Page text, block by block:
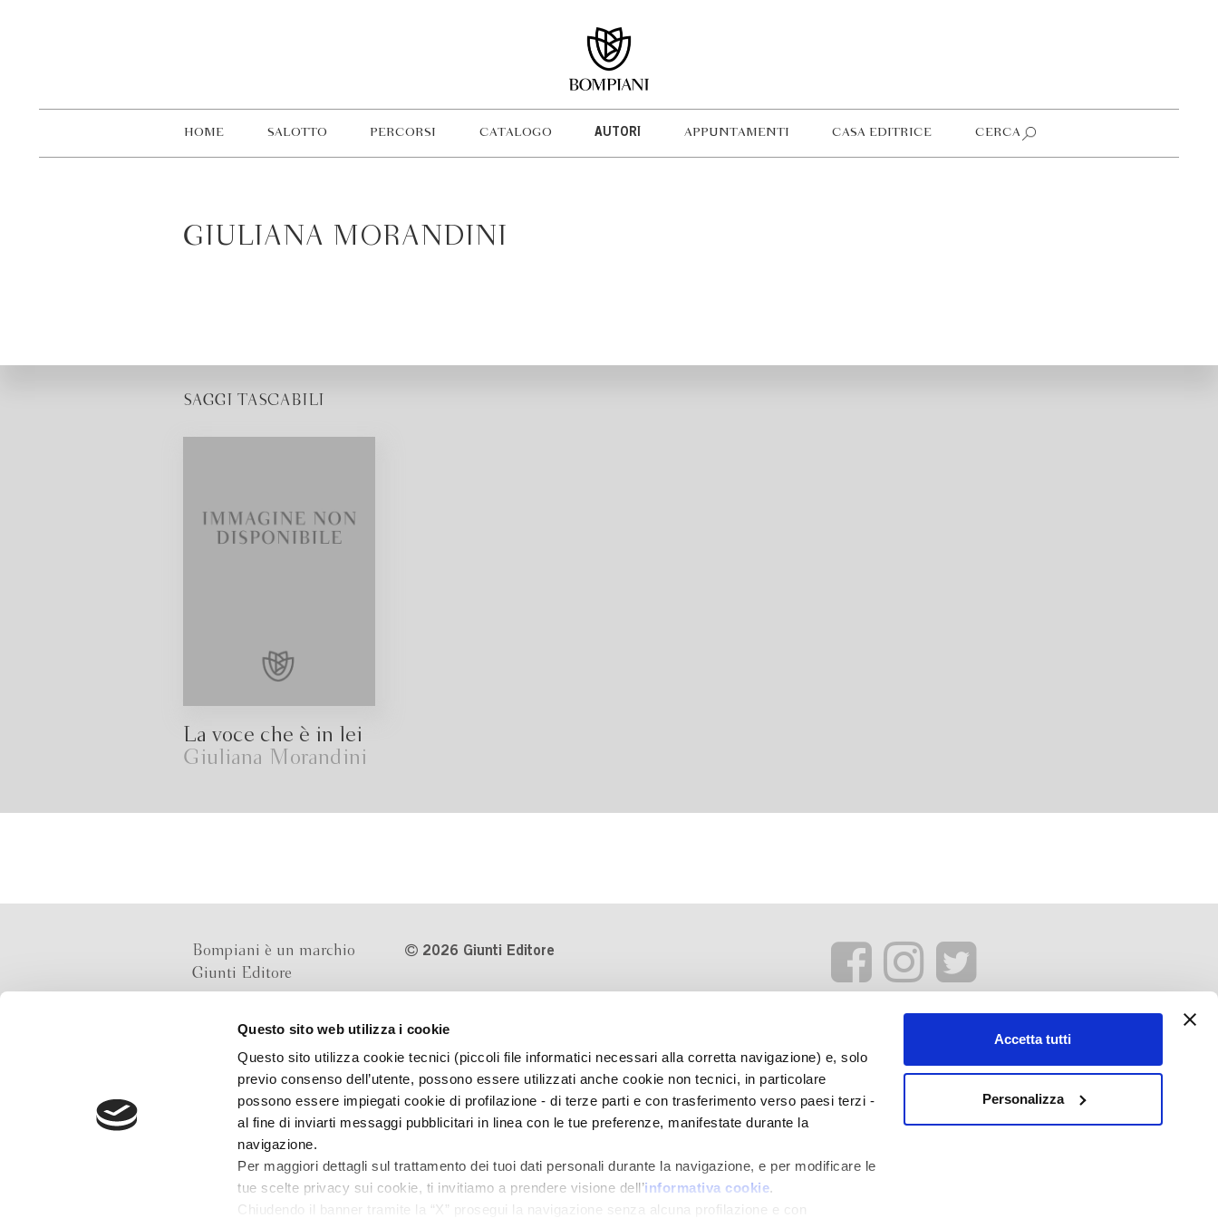
Questo sito web utilizza i cookie
Questo sito utilizza cookie tecnici (piccoli file informatici necessari alla corretta navigazione) e, solo
previo consenso dell’utente, possono essere utilizzati anche cookie non tecnici, in particolare
possono essere impiegati cookie di profilazione - di terze parti e con trasferimento verso paesi terzi -
al fine di inviarti messaggi pubblicitari in linea con le tue preferenze, manifestate durante la
navigazione.
Per maggiori dettagli sul trattamento dei tuoi dati personali durante la navigazione, e per modificare le
tue scelte privacy sui cookie, ti invitiamo a prendere visione dell’informativa cookie.
Chiudendo il banner tramite la “X” prosegui la navigazione senza alcuna profilazione e con
Accetta tutti
Personalizza
HOME SALOTTO PERCORSI CATALOGO AUTORI APPUNTAMENTI CASA EDITRICE CERCA
GIULIANA MORANDINI
SAGGI TASCABILI
La voce che è in lei
Giuliana Morandini
Bompiani è un marchio
Giunti Editore
Via Bolognese 165,
50139 Firenze
Via G.B.Pirelli 30,
20124 Milano
2026 Giunti Editore
Numero d'iscrizione al Registro
Imprese di Milano REA 1327444
Informativa sulla privacy